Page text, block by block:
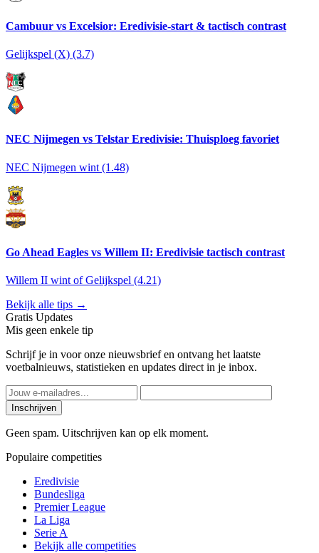
Cambuur vs Excelsior: Eredivisie-start & tactisch contrast
Gelijkspel (X) (3.7)
NEC Nijmegen vs Telstar Eredivisie: Thuisploeg favoriet
NEC Nijmegen wint (1.48)
Go Ahead Eagles vs Willem II: Eredivisie tactisch contrast
Willem II wint of Gelijkspel (4.21)
Bekijk alle tips →
Gratis Updates
Mis geen enkele tip
Schrijf je in voor onze nieuwsbrief en ontvang het laatste
voetbalnieuws, statistieken en updates direct in je inbox.
Inschrijven
Geen spam. Uitschrijven kan op elk moment.
Populaire competities
Eredivisie
Bundesliga
Premier League
La Liga
Serie A
Bekijk alle competities